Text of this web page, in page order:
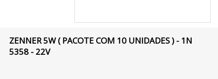
ZENNER 5W ( PACOTE COM 10 UNIDADES ) - 1N
5358 - 22V